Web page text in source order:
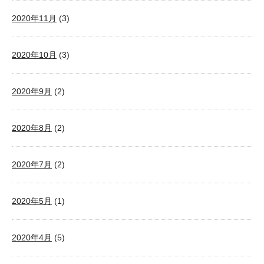
2020年11月 (3)
2020年10月 (3)
2020年9月 (2)
2020年8月 (2)
2020年7月 (2)
2020年5月 (1)
2020年4月 (5)